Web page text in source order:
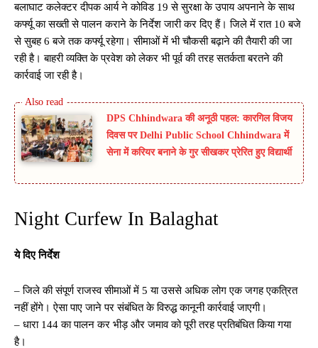
बलाघाट कलेक्टर दीपक आर्य ने कोविड 19 से सुरक्षा के उपाय अपनाने के साथ
कर्फ्यू का सख्ती से पालन कराने के निर्देश जारी कर दिए हैं। जिले में रात 10 बजे
से सुबह 6 बजे तक कर्फ्यू रहेगा। सीमाओं में भी चौकसी बढ़ाने की तैयारी की जा
रही है। बाहरी व्यक्ति के प्रवेश को लेकर भी पूर्व की तरह सतर्कता बरतने की
कार्रवाई जा रही है।
DPS Chhindwara की अनूठी पहल: कारगिल विजय
दिवस पर Delhi Public School Chhindwara में
सेना में करियर बनाने के गुर सीखकर प्रेरित हुए विद्यार्थी
Night Curfew In Balaghat
ये दिए निर्देश
– जिले की संपूर्ण राजस्व सीमाओं में 5 या उससे अधिक लोग एक जगह एकत्रित
नहीं होंगे। ऐसा पाए जाने पर संबंधित के विरुद्ध कानूनी कार्रवाई जाएगी।
– धारा 144 का पालन कर भीड़ और जमाव को पूरी तरह प्रतिबंधित किया गया
है।